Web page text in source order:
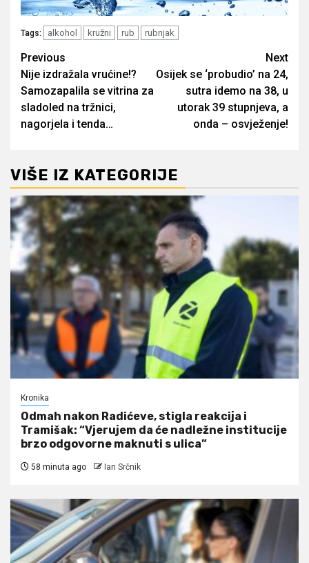
Tags: alkohol kružni rub rubnjak
Post
navigation
Previous
Nije izdražala vrućine!?
Samozapalila se vitrina za
sladoled na tržnici,
nagorjela i tenda…
Next
Osijek se ‘probudio’ na 24,
sutra idemo na 38, u
utorak 39 stupnjeva, a
onda – osvježenje!
VIŠE IZ KATEGORIJE
Kronika
Odmah nakon Radićeve, stigla reakcija i
Tramišak: “Vjerujem da će nadležne institucije
brzo odgovorne maknuti s ulica”
58 minuta ago Ian Srčnik